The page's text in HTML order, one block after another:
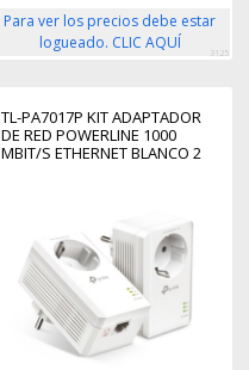
Para ver los precios debe estar
logueado. CLIC AQUÍ
3125
TL-PA7017P KIT ADAPTADOR
DE RED POWERLINE 1000
MBIT/S ETHERNET BLANCO 2